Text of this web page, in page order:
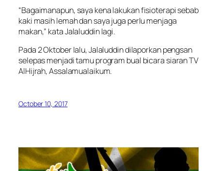
“Bagaimanapun, saya kena lakukan fisioterapi sebab
kaki masih lemah dan saya juga perlu menjaga
makan,” kata Jalaluddin lagi.
Pada 2 Oktober lalu, Jalaluddin dilaporkan pengsan
selepas menjadi tamu program bual bicara siaran TV
AlHijrah, Assalamualaikum.
October 10, 2017